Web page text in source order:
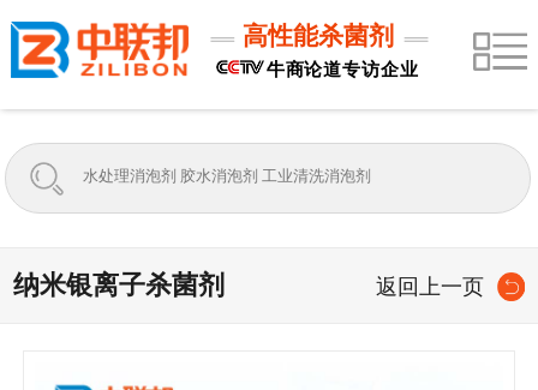
高性能杀菌剂
牛商论道专访企业
纳米银离子杀菌剂 返回上一页